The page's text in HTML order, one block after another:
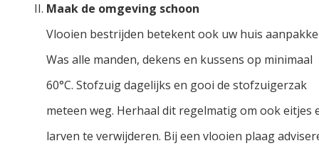
Maak de omgeving schoon
Vlooien bestrijden betekent ook uw huis
Was alle manden, dekens en kussens op minimaal
60°C. Stofzuig dagelijks en gooi de stofzuigerzak
meteen weg. Herhaal dit regelmatig om ook eitjes
larven te verwijderen. Bij een vlooien plaag